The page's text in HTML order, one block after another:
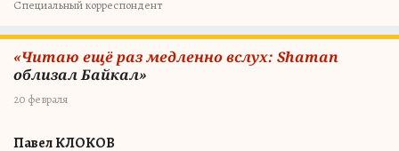
Специальный корреспондент
«Читаю ещё раз медленно вслух: Shaman
облизал Байкал»
20 февраля
Павел КЛОКОВ